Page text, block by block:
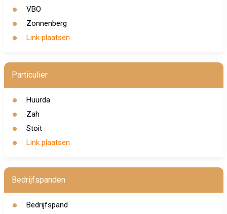
VBO
Zonnenberg
Link plaatsen
Particulier
Huurda
Zah
Stoit
Link plaatsen
Bedrijfspanden
Bedrijfspand